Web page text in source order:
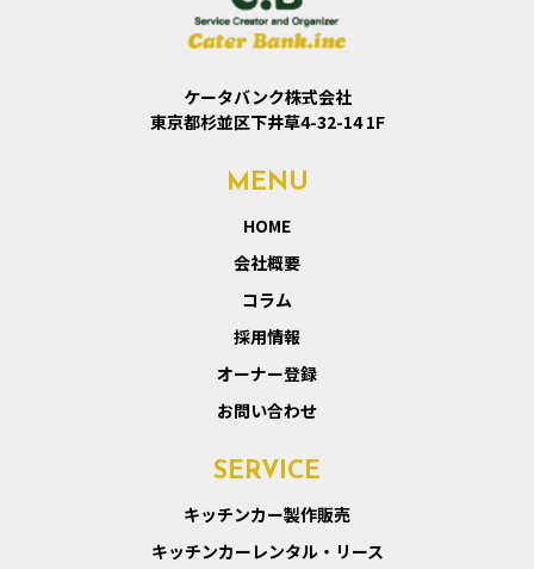
ケータバンク株式会社
東京都杉並区下井草4-32-14 1F
MENU
HOME
会社概要
コラム
採用情報
オーナー登録
お問い合わせ
SERVICE
キッチンカー製作販売
キッチンカーレンタル・リース